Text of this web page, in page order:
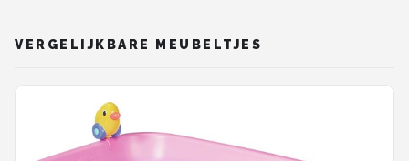
VERGELIJKBARE MEUBELTJES